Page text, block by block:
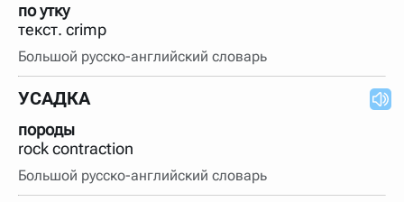
по утку
текст. crimp
Большой русско-английский словарь
УСАДКА
породы
rock contraction
Большой русско-английский словарь